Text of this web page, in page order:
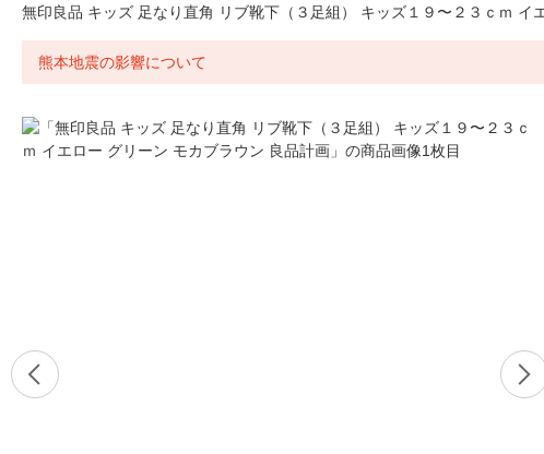
無印良品 キッズ 足なり直角 リブ靴下（３足組） キッズ１９〜２３ｃｍ イ
熊本地震の影響について